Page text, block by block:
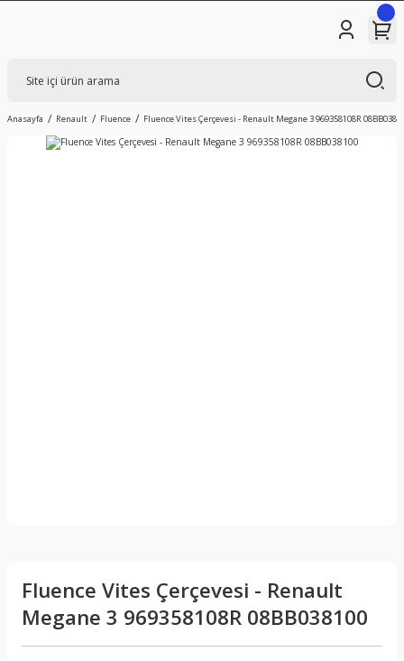
Anasayfa Renault Fluence Fluence Vites Çerçevesi - Renault Megane 3 969358108R
Fluence Vites Çerçevesi - Renault
Megane 3 969358108R 08BB038100